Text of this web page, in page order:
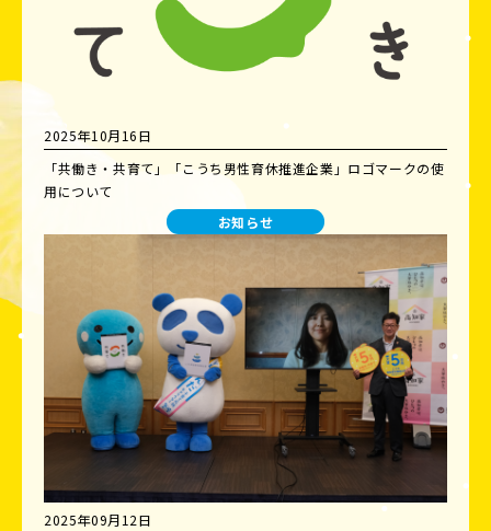
2025年10月16日
「共働き・共育て」「こうち男性育休推進企業」ロゴマークの使
用について
お知らせ
2025年09月12日